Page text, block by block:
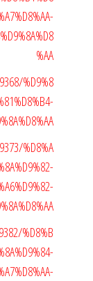
%AA
%D9%8
%D8%A
%D8%B